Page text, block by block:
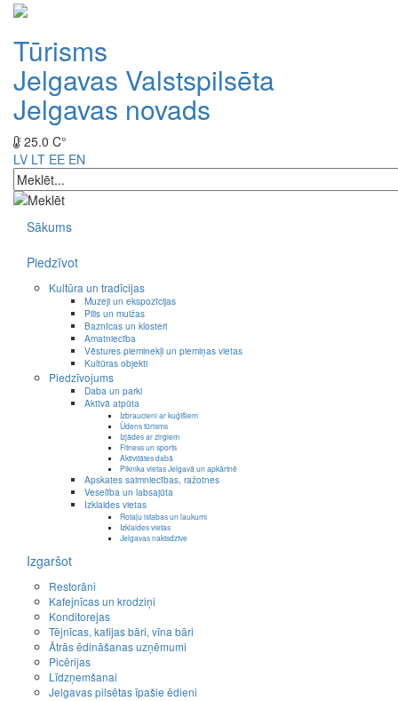
Tūrisms
Jelgavas Valstspilsēta
Jelgavas novads
25.0 C°
LV LT EE EN
Sākums
Piedzīvot
Kultūra un tradīcijas
Muzeji un ekspozīcijas
Pilis un muižas
Baznīcas un klosteri
Amatniecība
Vēstures pieminekļi un piemiņas vietas
Kultūras objekti
Piedzīvojums
Daba un parki
Aktīvā atpūta
Izbraucieni ar kuģīšiem
Ūdens tūrisms
Izjādes ar zirgiem
Fitness un sports
Aktivitātes dabā
Piknika vietas Jelgavā un apkārtnē
Apskates saimniecības, ražotnes
Veselība un labsajūta
Izklaides vietas
Rotaļu istabas un laukumi
Izklaides vietas
Jelgavas naktsdzīve
Izgaršot
Restorāni
Kafejnīcas un krodziņi
Konditorejas
Tējnīcas, kafijas bāri, vīna bāri
Ātrās ēdināšanas uzņēmumi
Picērijas
Līdzņemšanai
Jelgavas pilsētas īpašie ēdieni